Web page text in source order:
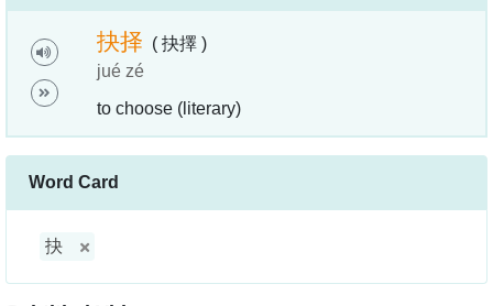
抉择 ( 抉擇 )
jué zé
to choose (literary)
Word Card
抉